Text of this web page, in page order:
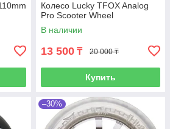
Колесо Lucky TFOX Analog
Pro Scooter Wheel
В наличии
13 500 ₸ 20 000 ₸
Купить
–30%